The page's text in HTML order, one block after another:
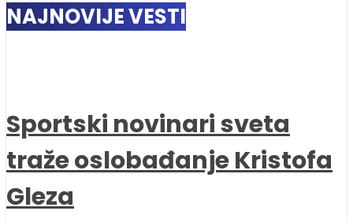
NAJNOVIJE VESTI
Sportski novinari sveta
traže oslobađanje Kristofa
Gleza